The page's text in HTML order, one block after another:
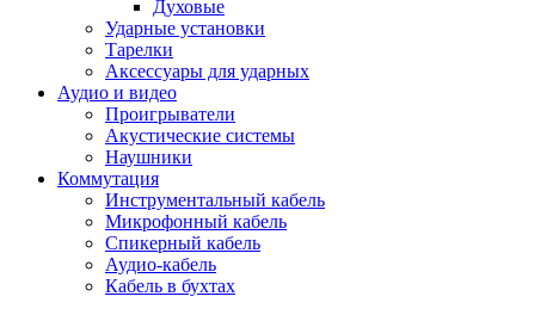
Духовые
Ударные установки
Тарелки
Аксессуары для ударных
Аудио и видео
Проигрыватели
Акустические системы
Наушники
Коммутация
Инструментальный кабель
Микрофонный кабель
Спикерный кабель
Аудио-кабель
Кабель в бухтах